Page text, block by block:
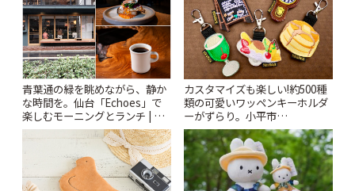
青葉通の緑を眺めながら、静か
な時間を。仙台「Echoes」で
楽しむモーニングとランチ | こ
とりっぷ
カスタマイズも楽しい!約500種
類の可愛いワッペンキーホルダ
ーがずらり。小平市
「Kimamaya T&K」 | ことりっ
ぷ